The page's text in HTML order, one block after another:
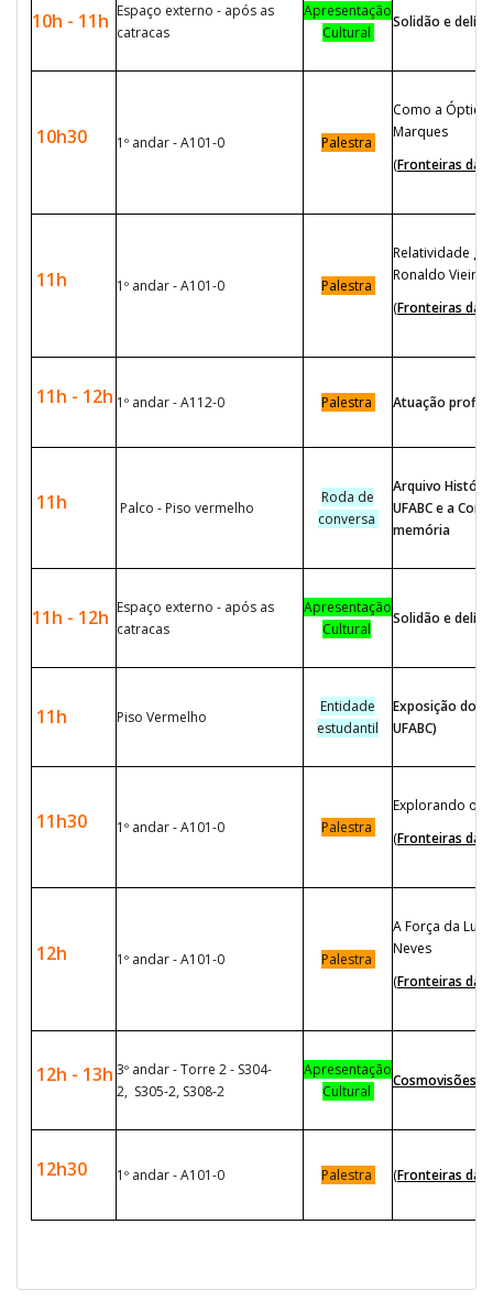
10h - 11h Espaço externo - após as
catracas
Apresentação
Cultural
Solidão e
10h30 1º andar - A101-0 Palestra
Como a
Marques
(Fronteiras da
11h 1º andar - A101-0 Palestra
Relatividade
Ronaldo Vieira
(Fronteiras da
11h - 12h 1º andar - A112-0 Palestra Atuação
11h Palco - Piso vermelho
Roda de
conversa
Arquivo
UFABC e a
memória
11h - 12h Espaço externo - após as
catracas
Apresentação
Cultural
Solidão e
11h Piso Vermelho
Entidade
estudantil
Exposição do
UFABC)
11h30 1º andar - A101-0 Palestra
Explorando os
(Fronteiras da
12h 1º andar - A101-0 Palestra
A Força da
Neves
(Fronteiras da
12h - 13h 3º andar - Torre 2 - S304-
2, S305-2, S308-2
Apresentação
Cultural
Cosmovisões
12h30 1º andar - A101-0 Palestra (Fronteiras da